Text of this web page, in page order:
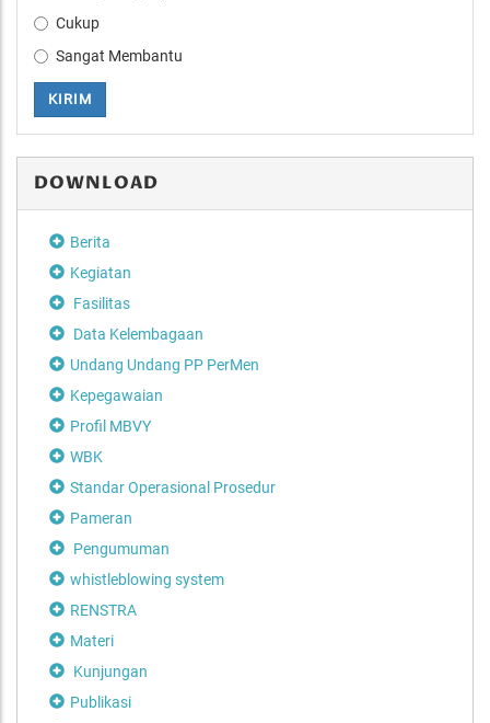
Cukup
Sangat Membantu
KIRIM
DOWNLOAD
Berita
Kegiatan
Fasilitas
Data Kelembagaan
Undang Undang PP PerMen
Kepegawaian
Profil MBVY
WBK
Standar Operasional Prosedur
Pameran
Pengumuman
whistleblowing system
RENSTRA
Materi
Kunjungan
Publikasi